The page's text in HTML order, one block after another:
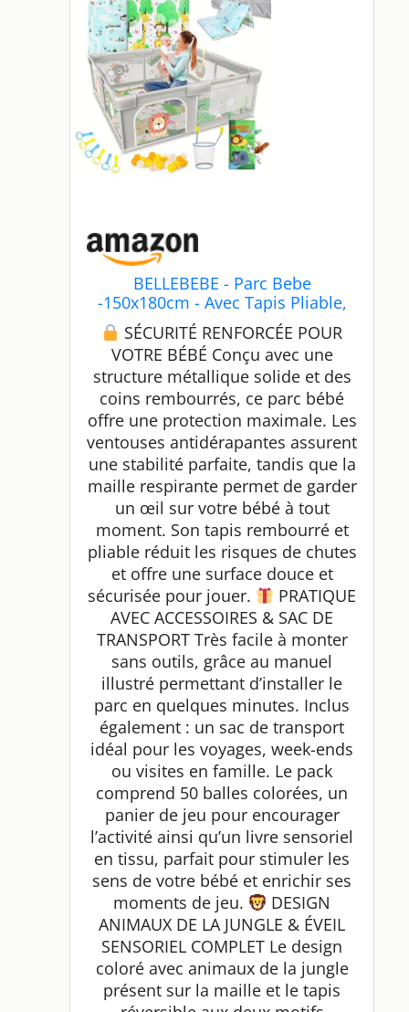
BELLEBEBE - Parc Bebe
-150x180cm - Avec Tapis Pliable,
50 Balles Colorées, Panier de Jeu
et Livre Sensoriel Animaux - 6
Poignées, Sac de Transport -
Sécurisé et Facile à Monter -
Design Jungle
SÉCURITÉ RENFORCÉE POUR
VOTRE BÉBÉ Conçu avec une
structure métallique solide et des
coins rembourrés, ce parc bébé
offre une protection maximale. Les
ventouses antidérapantes assurent
une stabilité parfaite, tandis que la
maille respirante permet de garder
un œil sur votre bébé à tout
moment. Son tapis rembourré et
pliable réduit les risques de chutes
et offre une surface douce et
sécurisée pour jouer.
PRATIQUE
AVEC ACCESSOIRES & SAC DE
TRANSPORT Très facile à monter
sans outils, grâce au manuel
illustré permettant d’installer le
parc en quelques minutes. Inclus
également : un sac de transport
idéal pour les voyages, week-ends
ou visites en famille. Le pack
comprend 50 balles colorées, un
panier de jeu pour encourager
l’activité ainsi qu’un livre sensoriel
en tissu, parfait pour stimuler les
sens de votre bébé et enrichir ses
moments de jeu.
DESIGN
ANIMAUX DE LA JUNGLE & ÉVEIL
SENSORIEL COMPLET Le design
coloré avec animaux de la jungle
présent sur la maille et le tapis